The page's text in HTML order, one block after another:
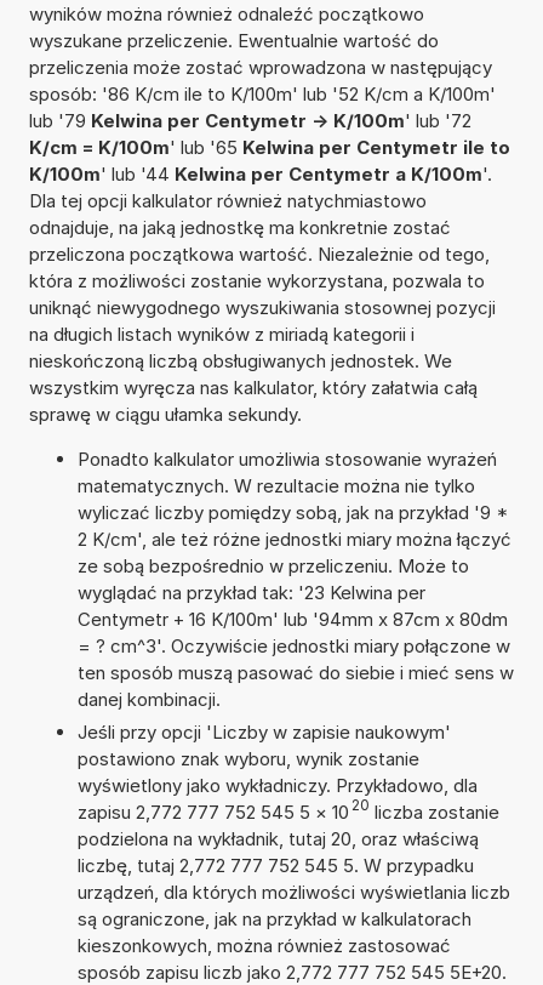
wyników można również odnaleźć początkowo
wyszukane przeliczenie. Ewentualnie wartość do
przeliczenia może zostać wprowadzona w następujący
sposób: '86 K/cm ile to K/100m' lub '52 K/cm a K/100m'
lub '79 Kelwina per Centymetr -> K/100m' lub '72
K/cm = K/100m' lub '65 Kelwina per Centymetr ile to
K/100m' lub '44 Kelwina per Centymetr a K/100m'.
Dla tej opcji kalkulator również natychmiastowo
odnajduje, na jaką jednostkę ma konkretnie zostać
przeliczona początkowa wartość. Niezależnie od tego,
która z możliwości zostanie wykorzystana, pozwala to
uniknąć niewygodnego wyszukiwania stosownej pozycji
na długich listach wyników z miriadą kategorii i
nieskończoną liczbą obsługiwanych jednostek. We
wszystkim wyręcza nas kalkulator, który załatwia całą
sprawę w ciągu ułamka sekundy.
Ponadto kalkulator umożliwia stosowanie wyrażeń
matematycznych. W rezultacie można nie tylko
wyliczać liczby pomiędzy sobą, jak na przykład '9 *
2 K/cm', ale też różne jednostki miary można łączyć
ze sobą bezpośrednio w przeliczeniu. Może to
wyglądać na przykład tak: '23 Kelwina per
Centymetr + 16 K/100m' lub '94mm x 87cm x 80dm
= ? cm^3'. Oczywiście jednostki miary połączone w
ten sposób muszą pasować do siebie i mieć sens w
danej kombinacji.
Jeśli przy opcji 'Liczby w zapisie naukowym'
postawiono znak wyboru, wynik zostanie
wyświetlony jako wykładniczy. Przykładowo, dla
zapisu 2,772 777 752 545 5 × 10 20 liczba zostanie
podzielona na wykładnik, tutaj 20, oraz właściwą
liczbę, tutaj 2,772 777 752 545 5. W przypadku
urządzeń, dla których możliwości wyświetlania liczb
są ograniczone, jak na przykład w kalkulatorach
kieszonkowych, można również zastosować
sposób zapisu liczb jako 2,772 777 752 545 5E+20.